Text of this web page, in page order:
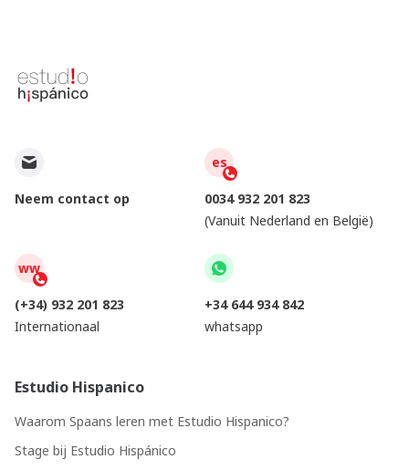
Neem contact op
es
0034 932 201 823
(Vanuit Nederland en België)
ww
(+34) 932 201 823
Internationaal
+34 644 934 842
whatsapp
Estudio Hispanico
Waarom Spaans leren met Estudio Hispanico?
Stage bij Estudio Hispánico